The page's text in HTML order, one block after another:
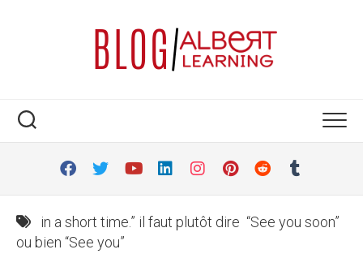
in a short time.” il faut plutôt dire “See you soon”
ou bien “See you”